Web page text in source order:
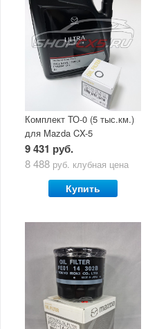
Комплект ТО-0 (5 тыс.км.)
для Mazda CX-5
(двигатель 2.0/2.5) с
маслом Mazda Original Oil
9 431 руб.
8 488 руб. клубная цена
Купить